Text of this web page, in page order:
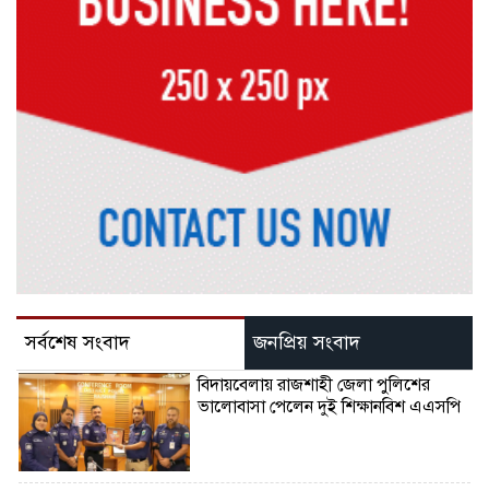
সর্বশেষ সংবাদ জনপ্রিয় সংবাদ
বিদায়বেলায় রাজশাহী জেলা পুলিশের
ভালোবাসা পেলেন দুই শিক্ষানবিশ এএসপি